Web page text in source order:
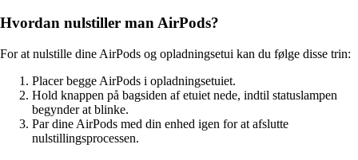
Hvordan nulstiller man AirPods?
For at nulstille dine AirPods og opladningsetui kan du følge disse trin:
Placer begge AirPods i opladningsetuiet.
Hold knappen på bagsiden af etuiet nede, indtil statuslampen
begynder at blinke.
Par dine AirPods med din enhed igen for at afslutte
nulstillingsprocessen.